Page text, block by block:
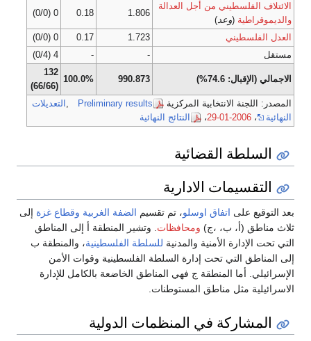
الائتلاف الفلسطيني من أجل العدالة
والديموقراطية (وعد)
1.806
0.18
0 (0/0)
العدل الفلسطيني 1.723
0.17
0 (0/0)
مستقل
-
-
4 (0/4)
الاجمالي (الإقبال: 74.6%) 990.873
100.0%
132
(66/66)
المصدر: اللجنة الانتخابية المركزية
Preliminary results
, التعديلات
النهائية
، 2006-01-29 ، النتائج النهائية
السلطة القضائية
التقسيمات الادارية
بعد التوقيع على اتفاق اوسلو، تم تقسيم الضفة الغربية وقطاع غزة إلى
ثلاث مناطق (أ، ب، ،ج) ومحافظات . وتشير المنطقة أ إلى المناطق
التي تحت الإدارة الأمنية والمدنية للسلطة الفلسطينية، والمنطقة ب
إلى المناطق التي تحت إدارة السلطة الفلسطينية وقوات الأمن
الإسرائيلي. أما المنطقة ج فهي المناطق الخاضعة بالكامل للإدارة
الاسرائيلية مثل مناطق المستوطنات.
المشاركة في المنظمات الدولية